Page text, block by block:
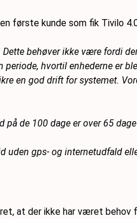
første kunde som fik Tivilo
behøver ikke være fordi
hvortil enhederne er
en god drift for systemet.
de 100 dage er over 65
gps- og internetudfald
at der ikke har været